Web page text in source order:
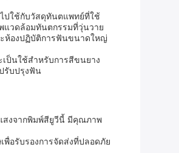
ปใช้กับวัสดุทันตแพทย์ที่ใช้
แวดล้อมทันตกรรมที่วุ่นวาย
ะห้องปฏิบัติการฟันขนาดใหญ่
ป็นใช้สําหรับการสีขนยาง
รับปรุงฟัน
แสงจากพิมพ์สียูวีนี้ มีคุณภาพ
พื่อรับรองการจัดส่งที่ปลอดภัย